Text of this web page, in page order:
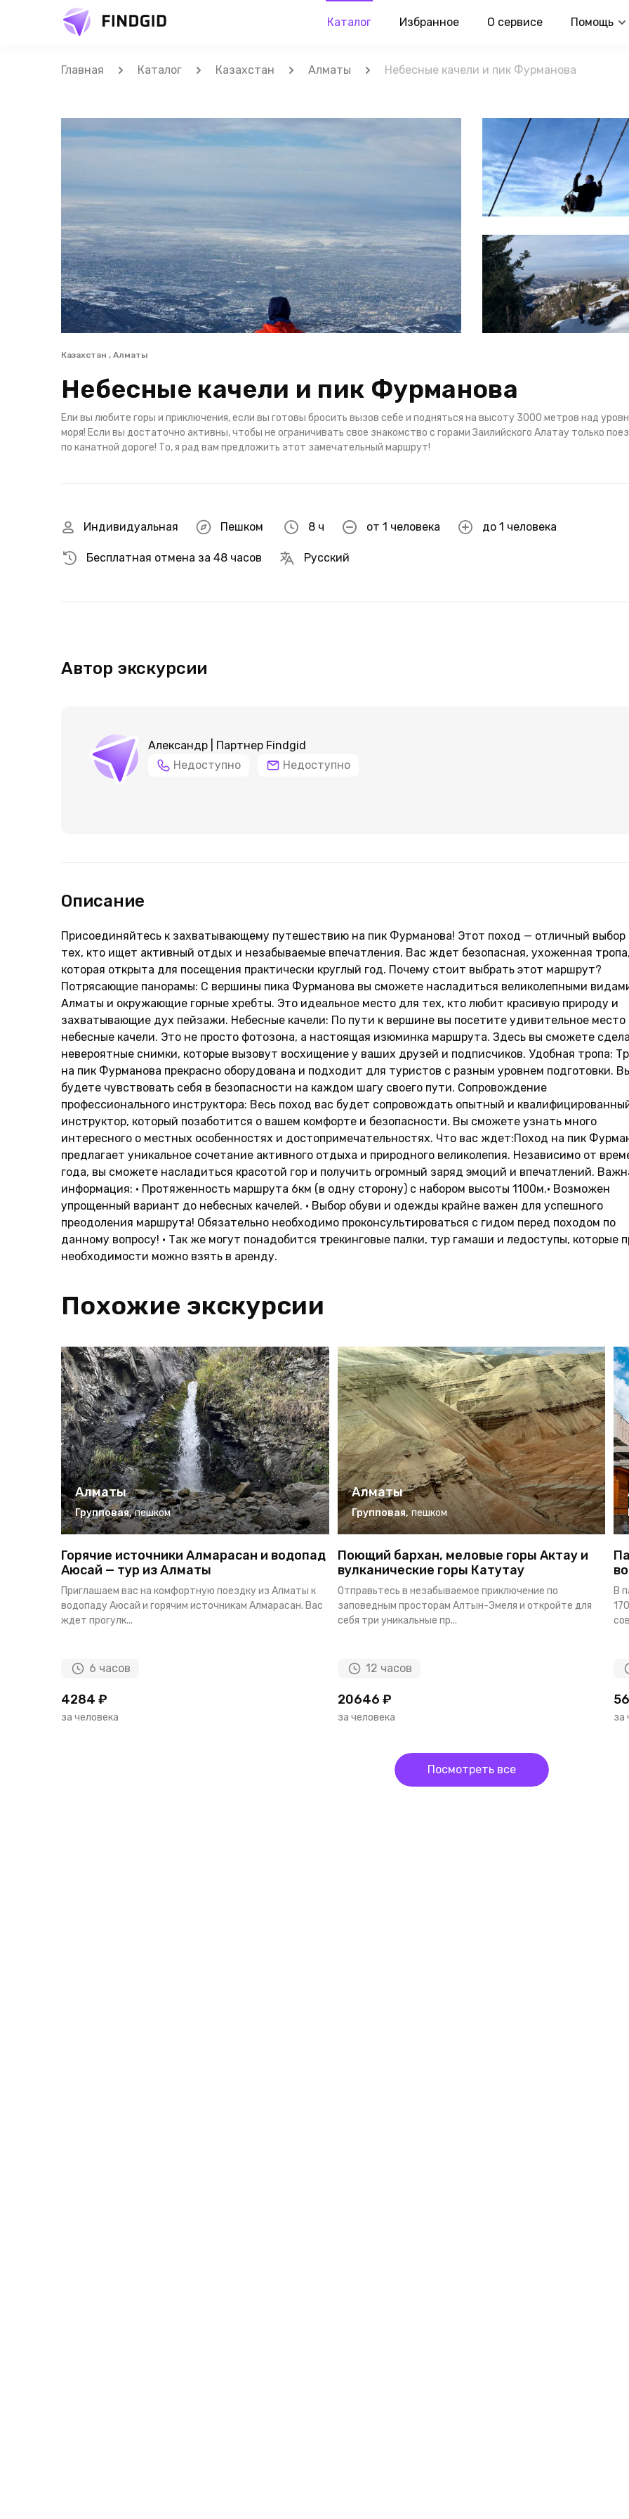
Каталог Избранное О сервисе Помощь
Главная Каталог Казахстан Алматы Небесные качели и пик Фурманова
Казахстан , Алматы
Небесные качели и пик Фурманова
Ели вы любите горы и приключения, если вы готовы бросить вызов себе и подняться на высоту 3000 метров над
моря! Если вы достаточно активны, чтобы не ограничивать свое знакомство с горами Заилийского Алатау только
по канатной дороге! То, я рад вам предложить этот замечательный маршрут!
Индивидуальная Пешком 8 ч от 1 человека до 1 человека
Бесплатная отмена за 48 часов Русский
Автор экскурсии
Александр | Партнер Findgid
Недоступно
Недоступно
Описание
Присоединяйтесь к захватывающему путешествию на пик Фурманова! Этот поход — отличный выбор
тех, кто ищет активный отдых и незабываемые впечатления. Вас ждет безопасная, ухоженная
которая открыта для посещения практически круглый год. Почему стоит выбрать этот маршрут?
Потрясающие панорамы: С вершины пика Фурманова вы сможете насладиться великолепными
Алматы и окружающие горные хребты. Это идеальное место для тех, кто любит красивую природу и
захватывающие дух пейзажи. Небесные качели: По пути к вершине вы посетите удивительное место
небесные качели. Это не просто фотозона, а настоящая изюминка маршрута. Здесь вы сможете
невероятные снимки, которые вызовут восхищение у ваших друзей и подписчиков. Удобная тропа:
на пик Фурманова прекрасно оборудована и подходит для туристов с разным уровнем подготовки.
будете чувствовать себя в безопасности на каждом шагу своего пути. Сопровождение
профессионального инструктора: Весь поход вас будет сопровождать опытный и
инструктор, который позаботится о вашем комфорте и безопасности. Вы сможете узнать много
интересного о местных особенностях и достопримечательностях. Что вас ждет:Поход на пик
предлагает уникальное сочетание активного отдыха и природного великолепия. Независимо от
года, вы сможете насладиться красотой гор и получить огромный заряд эмоций и впечатлений.
информация: • Протяженность маршрута 6км (в одну сторону) с набором высоты 1100м.• Возможен
упрощенный вариант до небесных качелей. • Выбор обуви и одежды крайне важен для успешного
преодоления маршрута! Обязательно необходимо проконсультироваться с гидом перед походом по
данному вопросу! • Так же могут понадобится трекинговые палки, тур гамаши и ледоступы, которые
необходимости можно взять в аренду.
Похожие экскурсии
Алматы
Групповая, пешком
Горячие источники Алмарасан и водопад
Аюсай — тур из Алматы
Приглашаем вас на комфортную поездку из Алматы к
водопаду Аюсай и горячим источникам Алмарасан. Вас
ждет прогулк...
6 часов
4284 ₽
за человека
Алматы
Групповая, пешком
Поющий бархан, меловые горы Актау и
вулканические горы Катутау
Отправьтесь в незабываемое приключение по
заповедным просторам Алтын-Эмеля и откройте для
себя три уникальные пр...
12 часов
20646 ₽
за человека
В
за
Посмотреть все